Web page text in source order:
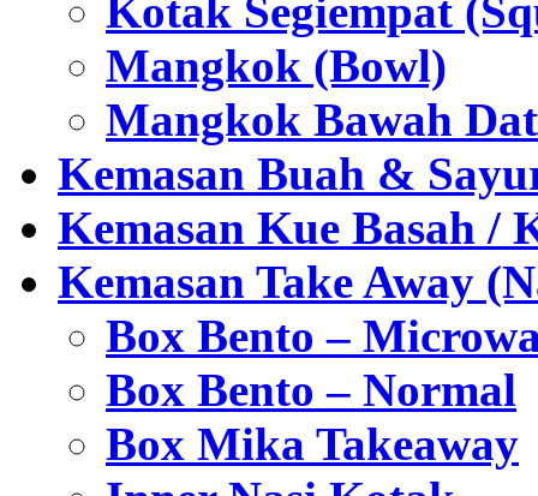
Kotak Segiempat
Mangkok (Bowl)
Mangkok Bawah
Kemasan Buah &
Kemasan Kue Basah /
Kemasan Take Away
Box Bento –
Box Bento – Normal
Box Mika Takeaway